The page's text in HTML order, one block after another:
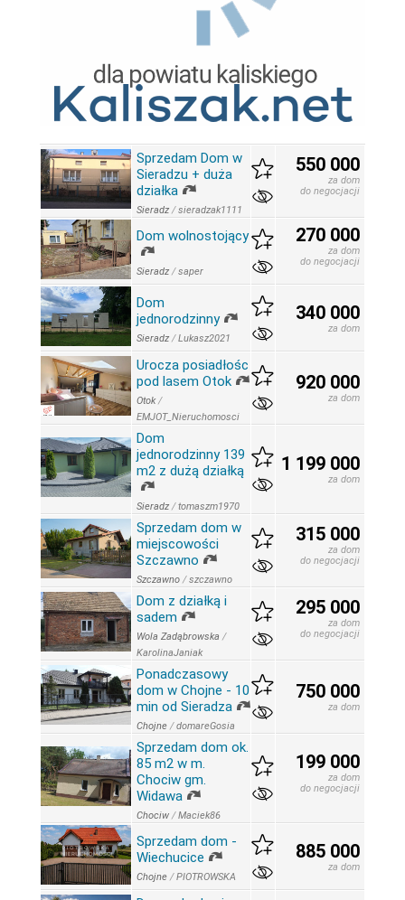
Sprzedam Dom w
Sieradzu + duża
działka
Sieradz /sieradzak1111
550 000
za dom
do negocjacji
Dom wolnostojący
Sieradz /saper
270 000
za dom
do negocjacji
Dom
jednorodzinny
Sieradz /Lukasz2021
340 000
za dom
Urocza posiadłośc
pod lasem Otok
Otok/
EMJOT_Nieruchomosci
920 000
za dom
Dom
jednorodzinny 139
m2 z dużą działką
Sieradz /tomaszm1970
1 199 000
za dom
Sprzedam dom w
miejscowości
Szczawno
Szczawno /szczawno
315 000
za dom
do negocjacji
Dom z działką i
sadem
Wola Zadąbrowska /
KarolinaJaniak
295 000
za dom
do negocjacji
Ponadczasowy
dom w Chojne - 10
min od Sieradza
Chojne /domareGosia
750 000
za dom
Sprzedam dom ok.
85 m2 w m.
Chociw gm.
Widawa
Chociw /Maciek86
199 000
za dom
do negocjacji
Sprzedam dom -
Wiechucice
Chojne /PIOTROWSKA
885 000
za dom